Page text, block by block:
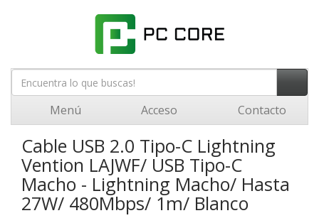
Menú Acceso Contacto
Cable USB 2.0 Tipo-C Lightning
Vention LAJWF/ USB Tipo-C
Macho - Lightning Macho/ Hasta
27W/ 480Mbps/ 1m/ Blanco